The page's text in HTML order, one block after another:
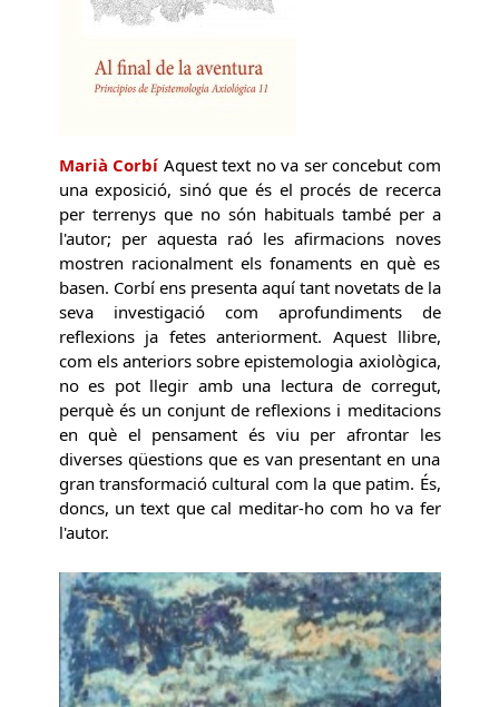
Marià Corbí Aquest text no va ser concebut com
una exposició, sinó que és el procés de recerca
per terrenys que no són habituals també per a
l'autor; per aquesta raó les afirmacions noves
mostren racionalment els fonaments en què es
basen. Corbí ens presenta aquí tant novetats de la
seva investigació com aprofundiments de
reflexions ja fetes anteriorment. Aquest llibre,
com els anteriors sobre epistemologia axiològica,
no es pot llegir amb una lectura de corregut,
perquè és un conjunt de reflexions i meditacions
en què el pensament és viu per afrontar les
diverses qüestions que es van presentant en una
gran transformació cultural com la que patim. És,
doncs, un text que cal meditar-ho com ho va fer
l'autor.